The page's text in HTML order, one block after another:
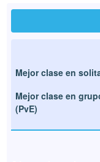
Mejor clase en
Mejor clase en
(PvE)